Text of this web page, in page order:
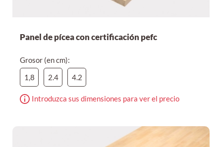
Panel de pícea con certificación pefc
Grosor (en cm):
1,8
2.4 4.2
Introduzca sus dimensiones para ver el precio